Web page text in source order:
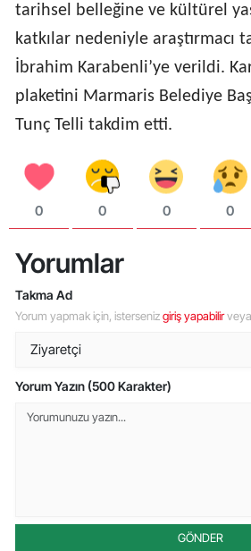
tarihsel belleğine ve kültürel
katkılar nedeniyle araştırmacı
İbrahim Karabenli’ye verildi.
plaketini Marmaris Belediye
Tunç Telli takdim etti.
0 0 0 0
Yorumlar
Takma Ad
Yorum yapmak için, istersenizgiriş yapabilirveya
Yorum Yazın (500 Karakter)
GÖNDER